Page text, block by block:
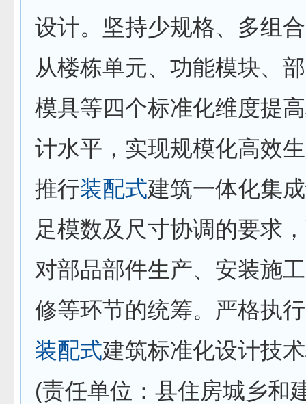
设计。坚持少规格、多组
从楼栋单元、功能模块、
模具等四个标准化维度提
计水平，实现规模化高效
推行装配式建筑一体化集
足模数及尺寸协调的要求
对部品部件生产、安装施
修等环节的统筹。严格执
装配式建筑标准化设计技
(责任单位：县住房城乡和